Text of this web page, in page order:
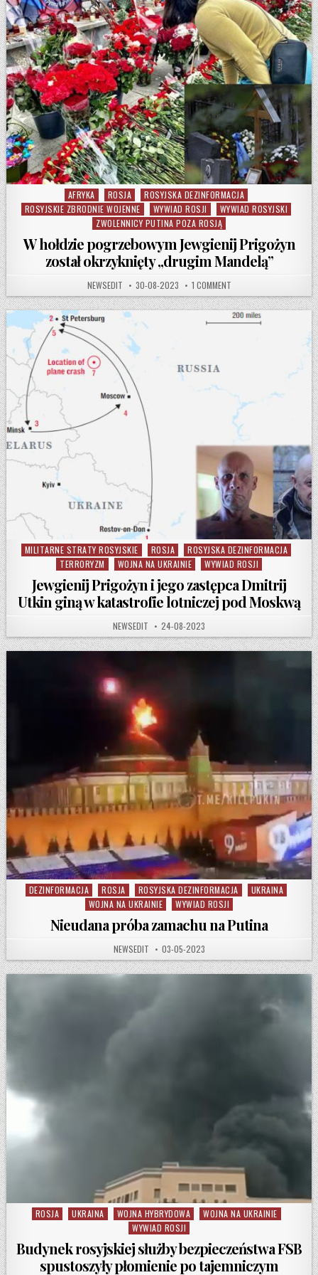
Posted in
AFRYKA ROSJA
ROSYJSKA DEZINFORMACJA
ROSYJSKIE ZBRODNIE WOJENNE
WYWIAD ROSJI
WYWIAD ROSYJSKI
ZWOLENNICY PUTINA POZA ROSJĄ
W hołdzie pogrzebowym Jewgienij Prigożyn
został okrzyknięty „drugim Mandelą”
AUTHOR:
NEWSEDIT PUBLISHED DATE:
30-08-2023 1 COMMENTON W HOŁDZIE
Posted in
MILITARNE STRATY ROSYJSKIE ROSJA
ROSYJSKA DEZINFORMACJA
TERRORYZM
WOJNA NA UKRAINIE WYWIAD ROSJI
Jewgienij Prigożyn i jego zastępca Dmitrij
Utkin giną w katastrofie lotniczej pod Moskwą
AUTHOR:
NEWSEDIT PUBLISHED DATE:
24-08-2023
Posted in
DEZINFORMACJA ROSJA ROSYJSKA DEZINFORMACJA
UKRAINA
WOJNA NA UKRAINIE
WYWIAD ROSJI
Nieudana próba zamachu na Putina
AUTHOR:
NEWSEDIT PUBLISHED DATE:
03-05-2023
Posted in
ROSJA UKRAINA WOJNA HYBRYDOWA
WOJNA NA UKRAINIE
WYWIAD ROSJI
Budynek rosyjskiej służby bezpieczeństwa FSB
spustoszyły płomienie po tajemniczym